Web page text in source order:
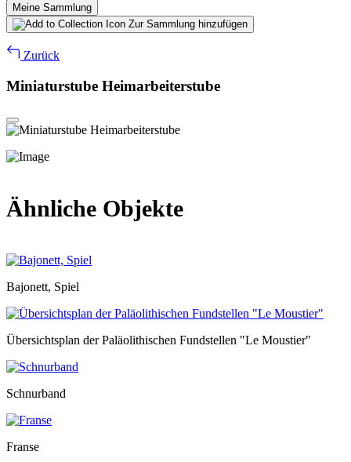
Meine Sammlung
Zur Sammlung hinzufügen
Zurück
Miniaturstube Heimarbeiterstube
Ähnliche Objekte
Bajonett, Spiel
Übersichtsplan der Paläolithischen Fundstellen "Le Moustier"
Schnurband
Franse